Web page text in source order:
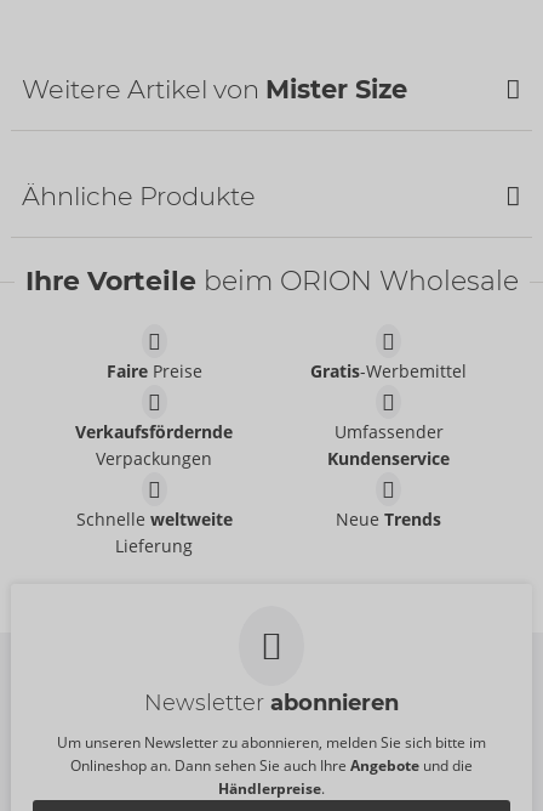
Weitere Artikel von Mister Size
Mister Size
04173270000
Mister Size
04173860000
137,70 €
Ähnliche Produkte
64 mm
04137980000
60 mm
Ihre Vorteile beim ORION Wholesale
FairePreise Gratis-Werbemittel
Verkaufsfördernde
Verpackungen
Umfassender
Kundenservice
Schnelle weltweite
Lieferung
NeueTrends
Newsletter abonnieren
Um unseren Newsletter zu abonnieren, melden Sie sich bitte im
Onlineshop an. Dann sehen Sie auch Ihre Angebote und die
Händlerpreise.